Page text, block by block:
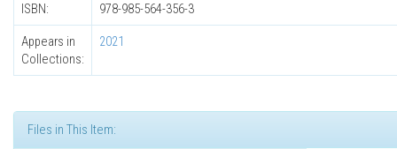
ISBN: 978-985-564-356-3
Appears in
Collections:
2021
Files in This Item: